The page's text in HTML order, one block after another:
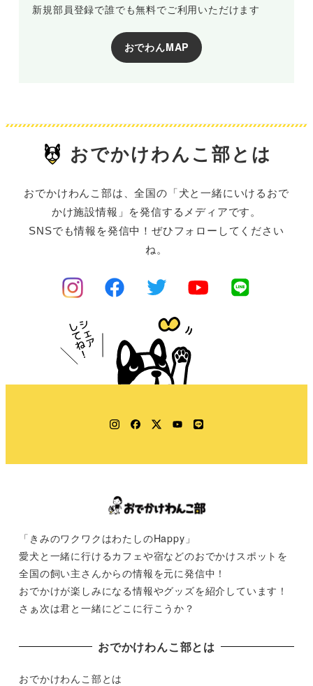
新規部員登録で誰でも無料でご利用いただけます
おでわんMAP
おでかけわんこ部とは
おでかけわんこ部は、全国の「犬と一緒にいけるおで
かけ施設情報」を発信するメディアです。
SNSでも情報を発信中！ぜひフォローしてください
ね。
Instagram
Facebook
TwitterYouTube
LINE
「きみのワクワクはわたしのHappy」
愛犬と一緒に行けるカフェや宿などのおでかけスポットを
全国の飼い主さんからの情報を元に発信中！
おでかけが楽しみになる情報やグッズを紹介しています！
さぁ次は君と一緒にどこに行こうか？
おでかけわんこ部とは
おでかけわんこ部とは